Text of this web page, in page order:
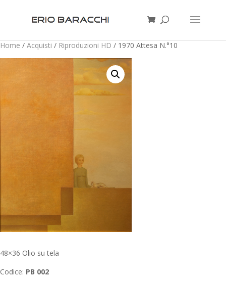
Home / Acquisti / Riproduzioni HD / 1970 Attesa N.°10
48×36 Olio su tela
Codice: PB 002